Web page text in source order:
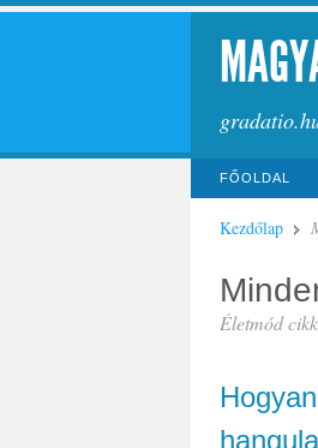
FŐOLDAL
Kezdőlap
Életmód